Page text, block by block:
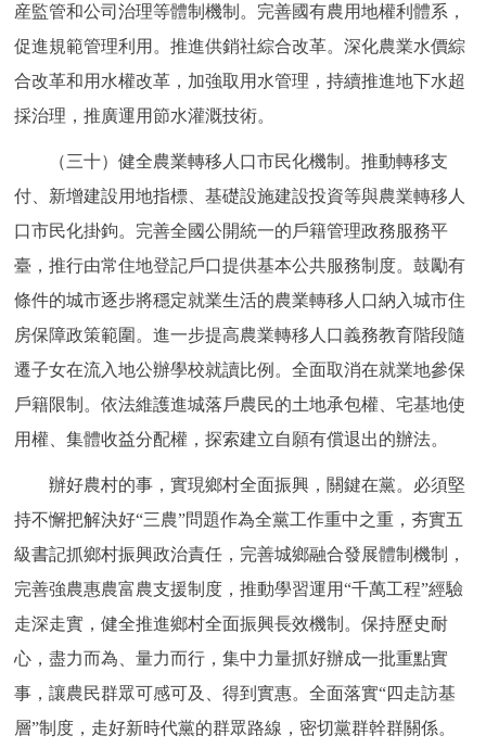
産監管和公司治理等體制機制。完善國有農用地權利體系，
促進規範管理利用。推進供銷社綜合改革。深化農業水價綜
合改革和用水權改革，加強取用水管理，持續推進地下水超
採治理，推廣運用節水灌溉技術。
（三十）健全農業轉移人口市民化機制。推動轉移支
付、新增建設用地指標、基礎設施建設投資等與農業轉移人
口市民化掛鉤。完善全國公開統一的戶籍管理政務服務平
臺，推行由常住地登記戶口提供基本公共服務制度。鼓勵有
條件的城市逐步將穩定就業生活的農業轉移人口納入城市住
房保障政策範圍。進一步提高農業轉移人口義務教育階段隨
遷子女在流入地公辦學校就讀比例。全面取消在就業地參保
戶籍限制。依法維護進城落戶農民的土地承包權、宅基地使
用權、集體收益分配權，探索建立自願有償退出的辦法。
辦好農村的事，實現鄉村全面振興，關鍵在黨。必須堅
持不懈把解決好“三農”問題作為全黨工作重中之重，夯實五
級書記抓鄉村振興政治責任，完善城鄉融合發展體制機制，
完善強農惠農富農支援制度，推動學習運用“千萬工程”經驗
走深走實，健全推進鄉村全面振興長效機制。保持歷史耐
心，盡力而為、量力而行，集中力量抓好辦成一批重點實
事，讓農民群眾可感可及、得到實惠。全面落實“四走訪基
層”制度，走好新時代黨的群眾路線，密切黨群幹群關係。